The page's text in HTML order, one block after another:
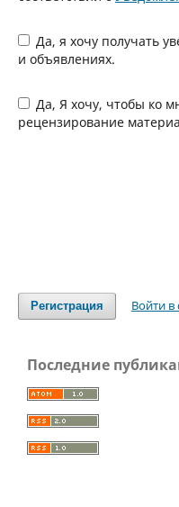
Да, я хочу получать уведомления о новых публикациях
и объявлениях.
Да, Я хочу, чтобы ко мне обращались с запросами на
рецензирование
Регистрация Войти в
Последние